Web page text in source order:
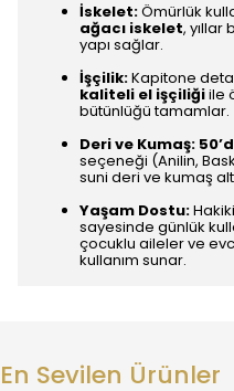
İskelet:Ömürlük
ağacı iskelet, yıllar
yapı sağlar.
İşçilik:Kapitone
kaliteli el işçiliğiile
bütünlüğü tamamlar.
Deri ve Kumaş:
seçeneği (Anilin,
suni deri ve kumaş
Yaşam Dostu:
sayesinde günlük
çocuklu aileler ve
kullanım sunar.
En Sevilen Ürünler